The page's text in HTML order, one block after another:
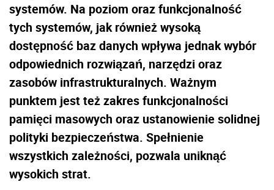
systemów. Na poziom oraz funkcjonalność
tych systemów, jak również wysoką
dostępność baz danych wpływa jednak wybór
odpowiednich rozwiązań, narzędzi oraz
zasobów infrastrukturalnych. Ważnym
punktem jest też zakres funkcjonalności
pamięci masowych oraz ustanowienie solidnej
polityki bezpieczeństwa. Spełnienie
wszystkich zależności, pozwala uniknąć
wysokich strat.